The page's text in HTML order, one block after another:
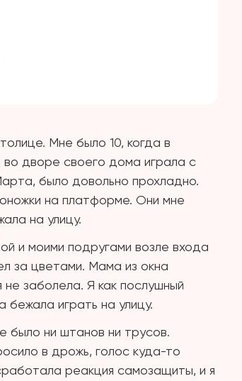
Мне было 10, когда в
дворе своего дома играла с
было довольно прохладно.
на платформе. Они мне
на улицу.
и моими подругами возле входа
за цветами. Мама из окна
заболела. Я как послушный
играть на улицу.
было ни штанов ни трусов.
в дрожь, голос куда-то
реакция самозащиты, и я